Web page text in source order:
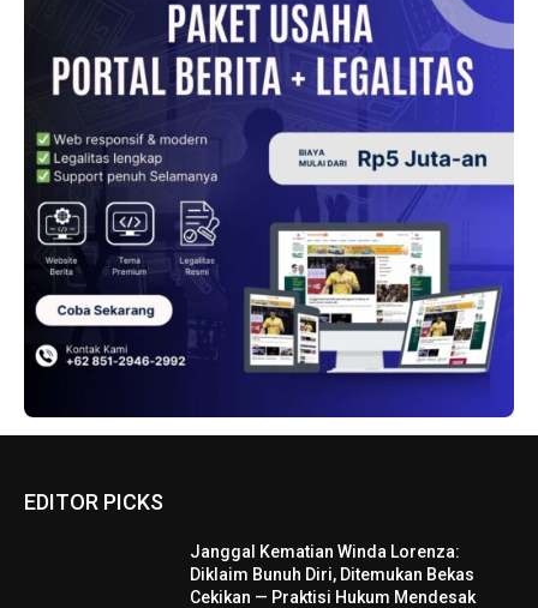
EDITOR PICKS
Janggal Kematian Winda Lorenza:
Diklaim Bunuh Diri, Ditemukan Bekas
Cekikan — Praktisi Hukum Mendesak